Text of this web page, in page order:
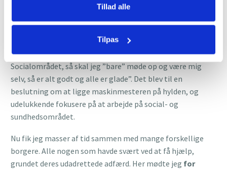
Tillad alle
Tilpas
jeg mig selv i spejlet og tænkte: ”Når jeg er maskinmester
og driver de virksomheder, så skal jeg virkelig koncentrere
mig og holde stålfast fokus, men når jeg arbejder på
Socialområdet, så skal jeg ”bare” møde op og være mig
selv, så er alt godt og alle er glade”. Det blev til en
beslutning om at ligge maskinmesteren på hylden, og
udelukkende fokusere på at arbejde på social- og
sundhedsområdet.
Nu fik jeg masser af tid sammen med mange forskellige
borgere. Alle nogen som havde svært ved at få hjælp,
grundet deres udadrettede adfærd. Her mødte jeg for